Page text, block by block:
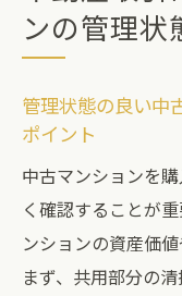
知ってお
続き
不動産市
ン選び
重要な不
ンの管理状
管理状態の良い中
ポイント
中古マンションを
く確認することが
ンションの資産価
まず、共用部分の